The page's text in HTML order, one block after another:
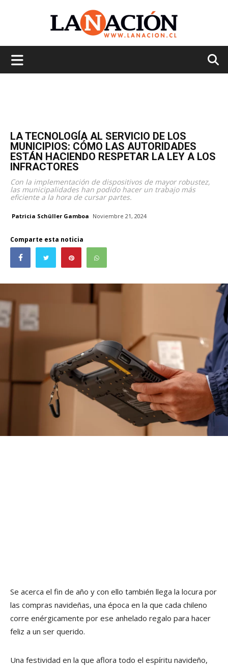
LA TECNOLOGÍA AL SERVICIO DE LOS
MUNICIPIOS: CÓMO LAS AUTORIDADES
ESTÁN HACIENDO RESPETAR LA LEY A LOS
INFRACTORES
Con la implementación de dispositivos de mayor robustez,
las municipalidades han podido hacer un trabajo más
eficiente a la hora de cursar partes.
Patricia Schüller Gamboa Noviembre 21, 2024
Comparte esta noticia
Se acerca el fin de año y con ello también llega la locura por
las compras navideñas, una época en la que cada chileno
corre enérgicamente por ese anhelado regalo para hacer
feliz a un ser querido.
Una festividad en la que aflora todo el espíritu navideño,